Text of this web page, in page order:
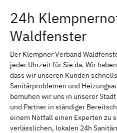
24h
Waldfenster
Der Klempner Verband
jeder Uhrzeit für Sie da. Wir
dass wir unseren Kunden
Sanitärproblemen und
bemühen wir uns in unserer
und Partner in ständiger
einem Notfall einen Experten zu
verlässlichen, lokalen 24h